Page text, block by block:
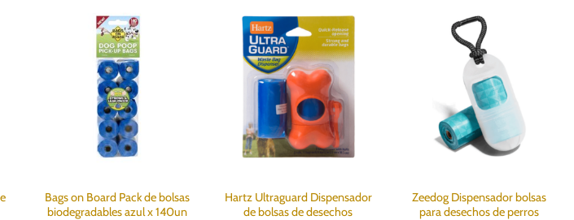
Bags on Board Pack de bolsas
biodegradables azul x 140un
Hartz Ultraguard Dispensador
de bolsas de desechos
Zeedog Dispensador bolsas
para desechos de perros